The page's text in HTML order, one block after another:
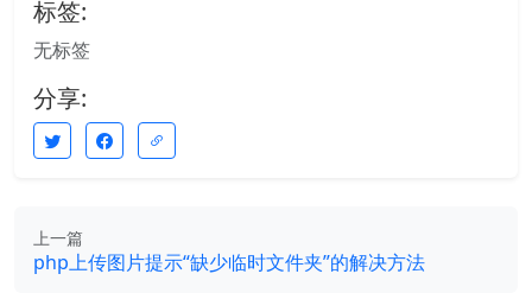
标签:
无标签
分享:
上一篇
php上传图片提示“缺少临时文件夹”的解决方法